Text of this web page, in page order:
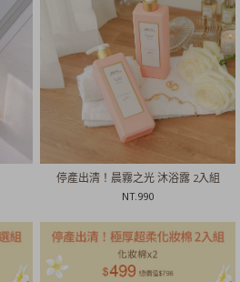
停產出清！晨霧之光 沐浴露 2入組
NT.990